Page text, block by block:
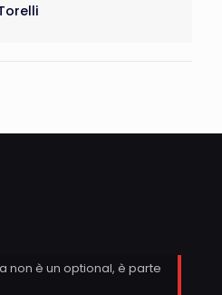
non è un optional, è parte